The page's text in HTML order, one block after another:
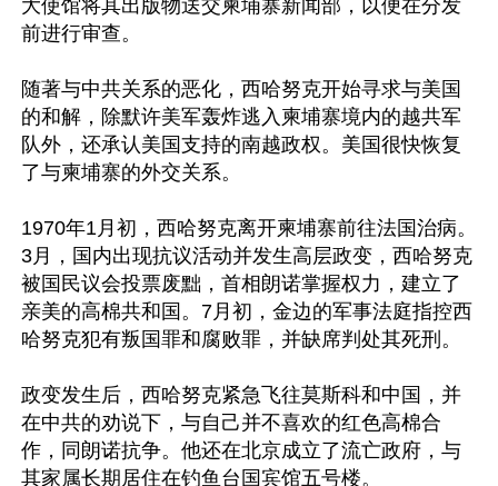
大使馆将其出版物送交柬埔寨新闻部，以便在分发
前进行审查。
随著与中共关系的恶化，西哈努克开始寻求与美国
的和解，除默许美军轰炸逃入柬埔寨境内的越共军
队外，还承认美国支持的南越政权。美国很快恢复
了与柬埔寨的外交关系。
1970年1月初，西哈努克离开柬埔寨前往法国治病。
3月，国内出现抗议活动并发生高层政变，西哈努克
被国民议会投票废黜，首相朗诺掌握权力，建立了
亲美的高棉共和国。7月初，金边的军事法庭指控西
哈努克犯有叛国罪和腐败罪，并缺席判处其死刑。
政变发生后，西哈努克紧急飞往莫斯科和中国，并
在中共的劝说下，与自己并不喜欢的红色高棉合
作，同朗诺抗争。他还在北京成立了流亡政府，与
其家属长期居住在钓鱼台国宾馆五号楼。